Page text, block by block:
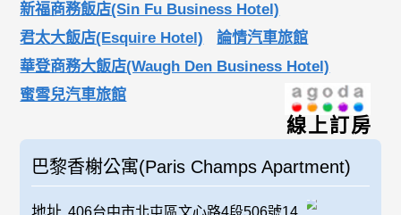
新福商務飯店(Sin Fu Business Hotel)
君太大飯店(Esquire Hotel)
論情汽車旅館
華登商務大飯店(Waugh Den Business Hotel)
蜜雪兒汽車旅館
線上訂房
巴黎香榭公寓(Paris Champs Apartment)